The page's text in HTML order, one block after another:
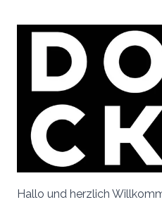
Hallo und herzlich